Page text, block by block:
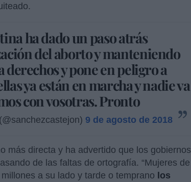
ha dado un paso atrás
del aborto y manteniendo
derechos y pone en peligro a
ya están en marcha y nadie va
con vosotras. Pronto
9 de agosto de 2018
más directa y ha advertido que los gobiernos
de las faltas de ortografía. “Mujeres de
a su lado y tarde o temprano los